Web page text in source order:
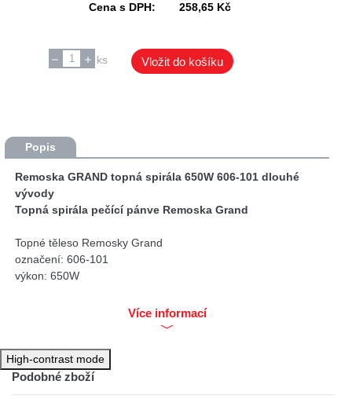
Cena s DPH:
258,65 Kč
ks Vložit do košíku
Popis
Remoska GRAND topná spirála 650W 606-101 dlouhé
vývody
Topná spirála pečící pánve Remoska Grand
Topné těleso Remosky Grand
označení: 606-101
výkon: 650W
Více informací
High-contrast mode
Podobné zboží